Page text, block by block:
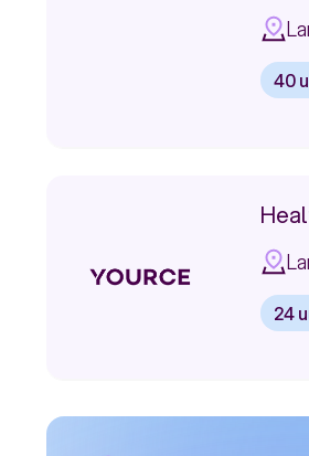
40
WFM
Center
Excellence
24
Health